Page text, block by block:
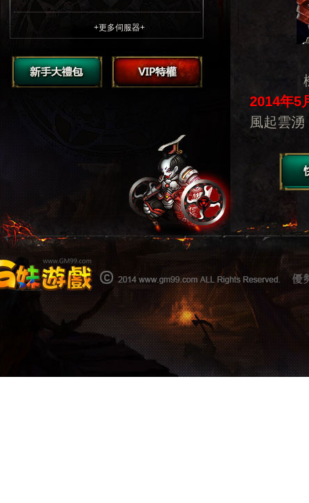
+更多伺服器+
機
2014年5
風起雲
上一
下一
護
熱門